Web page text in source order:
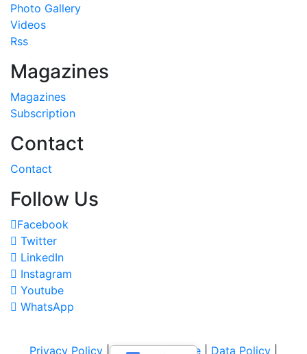
Photo Gallery
Videos
Rss
Magazines
Magazines
Subscription
Contact
Contact
Follow Us
Facebook
Twitter
LinkedIn
Instagram
Youtube
WhatsApp
Privacy Policy |Terms of Service Data Policy